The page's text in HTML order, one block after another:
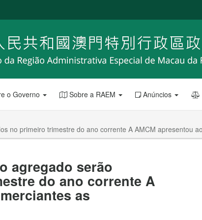
o Governo Sobre a RAEM Anúncios
no primeiro trimestre do ano corrente A AMCM apresentou
agregado serão
do ano corrente A
as